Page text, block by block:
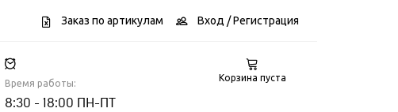
Заказ по артикулам Вход / Регистрация
Время работы:
8:30 - 18:00 ПН-ПТ
Корзина пуста